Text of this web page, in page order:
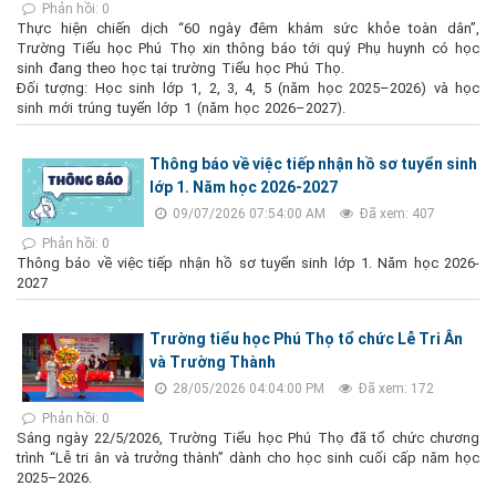
Phản hồi: 0
Thực hiện chiến dịch “60 ngày đêm khám sức khỏe toàn dân”,
Trường Tiểu học Phú Thọ xin thông báo tới quý Phụ huynh có học
sinh đang theo học tại trường Tiểu học Phú Thọ.
Đối tượng: Học sinh lớp 1, 2, 3, 4, 5 (năm học 2025–2026) và học
sinh mới trúng tuyển lớp 1 (năm học 2026–2027).
Thông báo về việc tiếp nhận hồ sơ tuyển sinh
lớp 1. Năm học 2026-2027
09/07/2026 07:54:00 AM
Đã xem: 407
Phản hồi: 0
Thông báo về việc tiếp nhận hồ sơ tuyển sinh lớp 1. Năm học 2026-
2027
Trường tiểu học Phú Thọ tổ chức Lễ Tri Ân
và Trường Thành
28/05/2026 04:04:00 PM
Đã xem: 172
Phản hồi: 0
Sáng ngày 22/5/2026, Trường Tiểu học Phú Thọ đã tổ chức chương
trình “Lễ tri ân và trưởng thành” dành cho học sinh cuối cấp năm học
2025–2026.